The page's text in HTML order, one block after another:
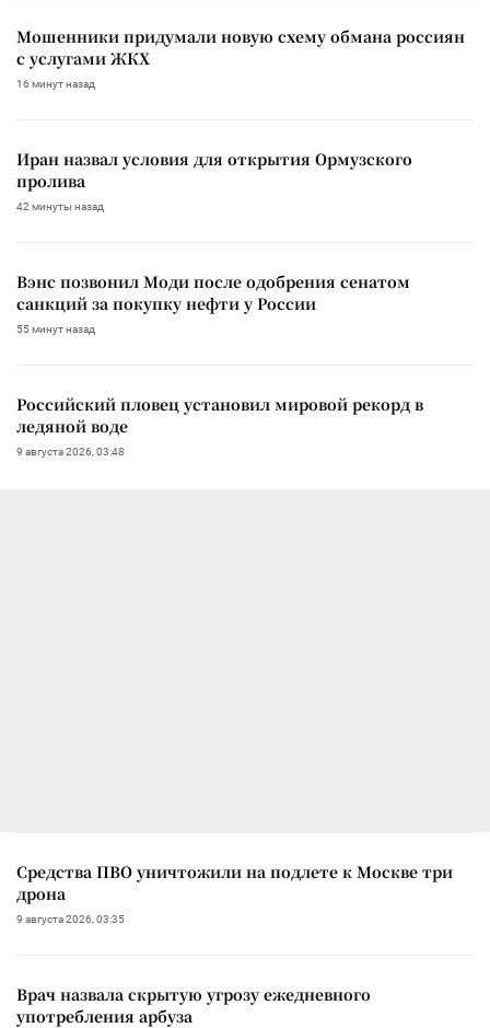
Мошенники придумали новую схему обмана россиян
с услугами ЖКХ
16 минут назад
Иран назвал условия для открытия Ормузского
пролива
42 минуты назад
Вэнс позвонил Моди после одобрения сенатом
санкций за покупку нефти у России
55 минут назад
Российский пловец установил мировой рекорд в
ледяной воде
9 августа 2026, 03:48
Средства ПВО уничтожили на подлете к Москве три
дрона
9 августа 2026, 03:35
Врач назвала скрытую угрозу ежедневного
употребления арбуза